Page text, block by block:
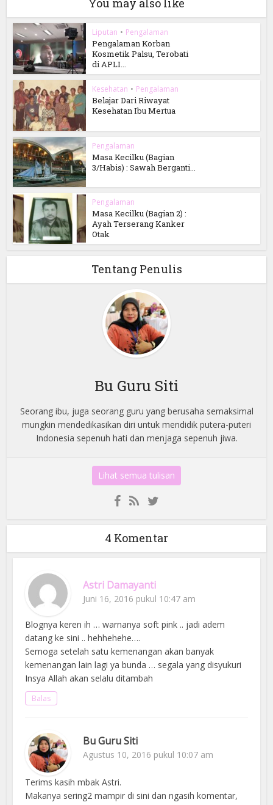
You may also like
Liputan • Pengalaman
Pengalaman Korban
Kosmetik Palsu, Terobati
di APLI...
Kesehatan • Pengalaman
Belajar Dari Riwayat
Kesehatan Ibu Mertua
Pengalaman
Masa Kecilku (Bagian
3/Habis) : Sawah Berganti...
Pengalaman
Masa Kecilku (Bagian 2) :
Ayah Terserang Kanker
Otak
Tentang Penulis
Bu Guru Siti
Seorang ibu, juga seorang guru yang berusaha semaksimal
mungkin mendedikasikan diri untuk mendidik putera-puteri
Indonesia sepenuh hati dan menjaga sepenuh jiwa.
Lihat semua tulisan
4 Komentar
Astri Damayanti
Juni 16, 2016 pukul 10:47 am
Blognya keren ih … warnanya soft pink .. jadi adem
datang ke sini .. hehhehehe….
Semoga setelah satu kemenangan akan banyak
kemenangan lain lagi ya bunda … segala yang disyukuri
Insya Allah akan selalu ditambah
Balas
Bu Guru Siti
Agustus 10, 2016 pukul 10:07 am
Terims kasih mbak Astri.
Makanya sering2 mampir di sini dan ngasih komentar,